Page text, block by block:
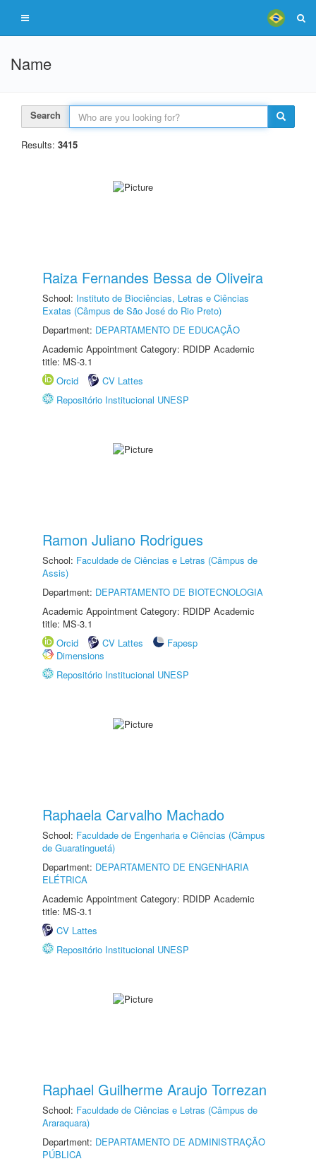
Name
Search
Results: 3415
Raiza Fernandes Bessa de Oliveira
School: Instituto de Biociências, Letras e Ciências
Exatas (Câmpus de São José do Rio Preto)
Department: DEPARTAMENTO DE EDUCAÇÃO
Academic Appointment Category: RDIDP Academic
title: MS-3.1
Orcid
CV Lattes
Repositório Institucional UNESP
Ramon Juliano Rodrigues
School: Faculdade de Ciências e Letras (Câmpus de
Assis)
Department: DEPARTAMENTO DE BIOTECNOLOGIA
Academic Appointment Category: RDIDP Academic
title: MS-3.1
Orcid
CV Lattes
Fapesp
Dimensions
Repositório Institucional UNESP
Raphaela Carvalho Machado
School: Faculdade de Engenharia e Ciências (Câmpus
de Guaratinguetá)
Department: DEPARTAMENTO DE ENGENHARIA
ELÉTRICA
Academic Appointment Category: RDIDP Academic
title: MS-3.1
CV Lattes
Repositório Institucional UNESP
Raphael Guilherme Araujo Torrezan
School: Faculdade de Ciências e Letras (Câmpus de
Araraquara)
Department: DEPARTAMENTO DE ADMINISTRAÇÃO
PÚBLICA